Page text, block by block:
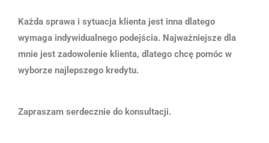
Każda sprawa i sytuacja klienta jest inna dlatego
wymaga indywidualnego podejścia. Najważniejsze dla
mnie jest zadowolenie klienta, dlatego chcę pomóc w
wyborze najlepszego kredytu.
Zapraszam serdecznie do konsultacji.